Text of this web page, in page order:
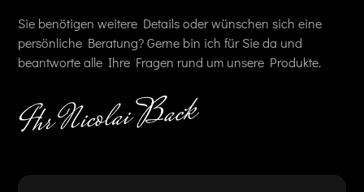
Sie benötigen weitere Details oder wünschen sich eine
persönliche Beratung? Gerne bin ich für Sie da und
beantworte alle Ihre Fragen rund um unsere Produkte.